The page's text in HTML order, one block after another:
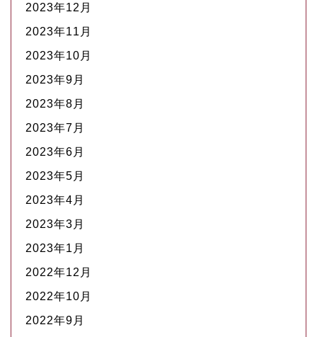
2023年12月
2023年11月
2023年10月
2023年9月
2023年8月
2023年7月
2023年6月
2023年5月
2023年4月
2023年3月
2023年1月
2022年12月
2022年10月
2022年9月